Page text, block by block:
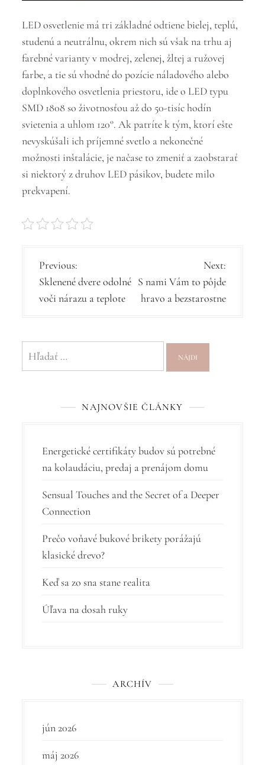
LED osvetlenie má tri základné odtiene bielej, teplú,
studenú a neutrálnu, okrem nich sú však na trhu aj
farebné varianty v modrej, zelenej, žltej a ružovej
farbe, a tie sú vhodné do pozície náladového alebo
doplnkového osvetlenia priestoru, ide o LED typu
SMD 1808 so životnosťou až do 50-tisíc hodín
svietenia a uhlom 120°. Ak patríte k tým, ktorí ešte
nevyskúšali ich príjemné svetlo a nekonečné
možnosti inštalácie, je načase to zmeniť a zaobstarať
si niektorý z druhov LED pásikov, budete milo
prekvapení.
N
a
v
g
á
v
č
l
á
n
k
u
Previous:
Sklenené dvere odolné
voči nárazu a teplote
Next:
S nami Vám to pôjde
hravo a bezstarostne
Hľadať:
NAJNOVŠIE ČLÁNKY
Energetické certifikáty budov sú potrebné
na kolaudáciu, predaj a prenájom domu
Sensual Touches and the Secret of a Deeper
Connection
Prečo voňavé bukové brikety porážajú
klasické drevo?
Keď sa zo sna stane realita
Úľava na dosah ruky
ARCHÍV
jún 2026
máj 2026